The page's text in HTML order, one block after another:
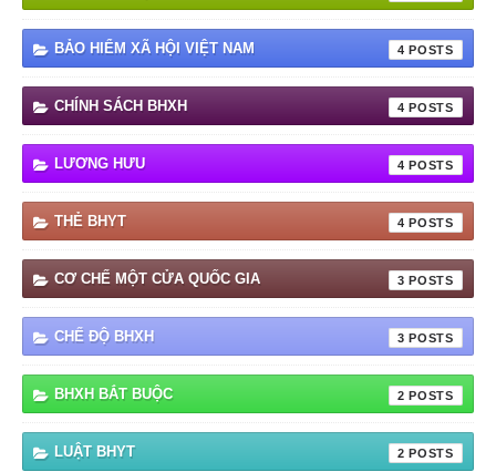
BẢO HIỂM XÃ HỘI VIỆT NAM 4
CHÍNH SÁCH BHXH 4
LƯƠNG HƯU 4
THẺ BHYT 4
CƠ CHẾ MỘT CỬA QUỐC GIA 3
CHẾ ĐỘ BHXH 3
BHXH BẮT BUỘC 2
LUẬT BHYT 2